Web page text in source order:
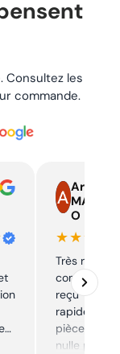
les
commande.
Armand
MARTIN
O
Très réactif,
commande
reçu
rapidement,
pièce
nulle part